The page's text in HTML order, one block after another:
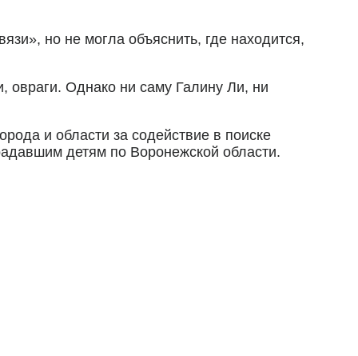
но не могла объяснить, где находится,
овраги. Однако ни саму Галину Ли, ни
и области за содействие в поиске
детям по Воронежской области.